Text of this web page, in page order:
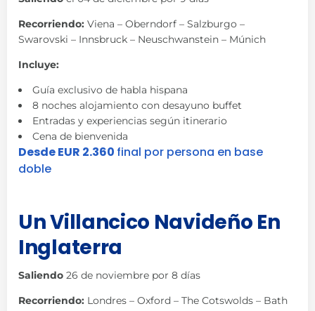
Recorriendo: Viena – Oberndorf – Salzburgo –
Swarovski – Innsbruck – Neuschwanstein – Múnich
Incluye:
Guía exclusivo de habla hispana
8 noches alojamiento con desayuno buffet
Entradas y experiencias según itinerario
Cena de bienvenida
Desde EUR 2.360 final por persona en base
doble
Un Villancico Navideño En
Inglaterra
Saliendo 26 de noviembre por 8 días
Recorriendo: Londres – Oxford – The Cotswolds – Bath